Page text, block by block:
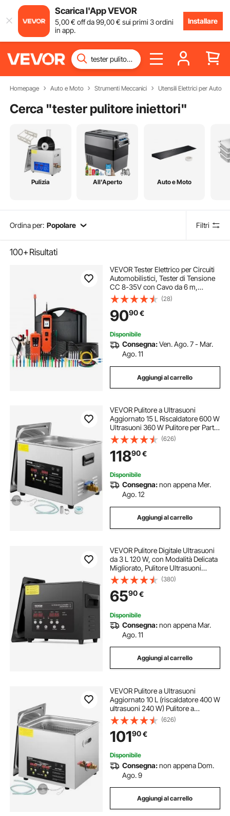
Scarica l'App VEVOR
5,00€ off da99,00€ sui primi 3 ordini
in app.
Installare
Homepage Auto e Moto Strumenti Meccanici Utensili Elettrici per Auto
Cerca "tester pulitore iniettori"
Pulizia All'Aperto Auto e Moto
Ordina per: Popolare Filtri
100+Risultati
VEVOR Tester Elettrico per Circuiti
Automobilistici, Tester di Tensione
CC 8-35V con Cavo da 6 m,
Display a Colori TFT Illuminazione,
Test di Polarità, Continuità,
Tracciamento di Linee, Diodo
(28)
9090€
Disponibile
Consegna:Ven. Ago. 7 - Mar.
Ago. 11
Aggiungi al carrello
VEVOR Pulitore a Ultrasuoni
Aggiornato 15 L Riscaldatore 600 W
Ultrasuoni 360 W Pulitore per Parti
a Ultrasuoni da Laboratorio Digitale
con Temporizzatore per Pulizia di
Strumenti Dentali in Vetro
(626)
11890€
Disponibile
Consegna:non appena Mer.
Ago. 12
Aggiungi al carrello
VEVOR Pulitore Digitale Ultrasuoni
da 3 L 120 W, con Modalità Delicata
Migliorato, Pulitore Ultrasuoni
Industriale da 40 kHz con
Riscaldatore e Timer per
Contenitori, Gioielli 265 x 165 x 240
mm
(380)
6590€
Disponibile
Consegna:non appena Mar.
Ago. 11
Aggiungi al carrello
VEVOR Pulitore a Ultrasuoni
Aggiornato 10 L (riscaldatore 400 W
ultrasuoni 240 W) Pulitore a
Ultrasuoni da Laboratorio Digitale
con Temporizzatore del
Riscaldatore per Pulizia di Parti di
Strumenti
(626)
10190€
Disponibile
Consegna:non appena Dom.
Ago. 9
Aggiungi al carrello